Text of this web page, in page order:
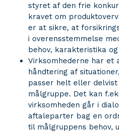
styret af den frie
kravet om
er at sikre, at
i overensstemmelse
behov, karakteristika
Virksomhederne har et
håndtering af
passer helt eller
målgruppe. Det kan
virksomheden går i
aftaleparter bag en
til målgruppens behov,